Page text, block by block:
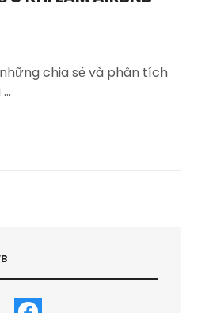
chia sẻ và phân tích
…